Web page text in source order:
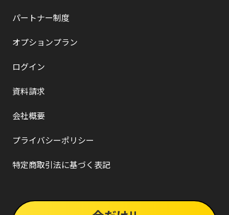
パートナー制度
オプションプラン
ログイン
資料請求
会社概要
プライバシーポリシー
特定商取引法に基づく表記